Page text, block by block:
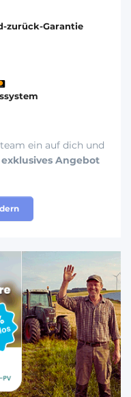
zurück-Garantie
ein auf dich und
exklusives Angebot